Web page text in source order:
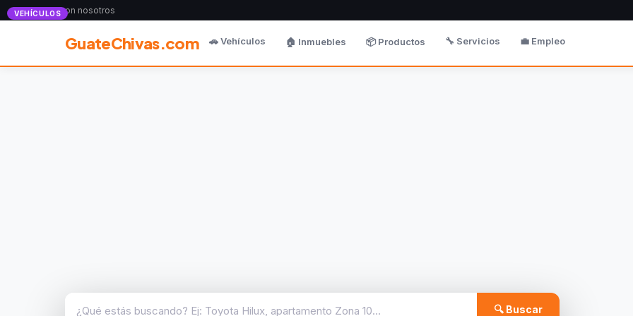
Anunciate con nosotros
GuateChivas.com 🚗 Vehículos 🏠 Inmuebles 📦 Productos 🔧 Servicios 💼 Empleo
🔍 Buscar
VEHÍCULOS